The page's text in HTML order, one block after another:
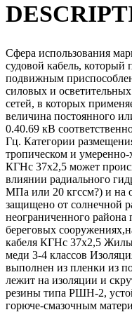
Сфера использования
судовой кабель, который
подвижным
силовых и
сетей, в которых
величина постоянного
0.40.69 кВ
Гц. Категории
тропическом и
КГНс 37х2,5 может
влиянии радиального
МПа или 20 кгссм?) и на
защищено от солнечной
неограниченного района
береговых
кабеля КГНс 37х2,5
меди 3-4 классов
выполнен из пленки из
лежит на изоляции и
резины типа РШН-2,
горюче-смазочным